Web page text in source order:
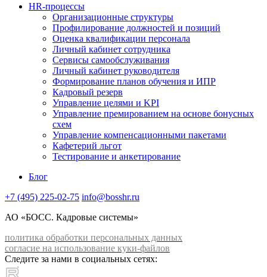
HR-процессы
Организационные структуры
Профилирование должностей и позиций
Оценка квалификации персонала
Личный кабинет сотрудника
Сервисы самообслуживания
Личный кабинет руководителя
Формирование планов обучения и ИПР
Кадровый резерв
Управление целями и KPI
Управление премированием на основе бонусных
схем
Управление компенсационными пакетами
Кафетерий льгот
Тестирование и анкетирование
Блог
+7 (495) 225-02-75 info@bosshr.ru
АО «БОСС. Кадровые системы»
политика обработки персональных данных
согласие на использование куки-файлов
Следите за нами в социальных сетях: